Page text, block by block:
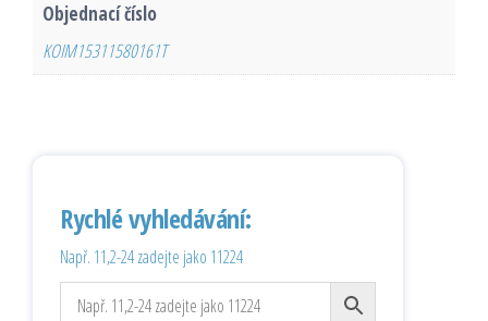
Objednací číslo
KOIM15311580161T
Rychlé vyhledávání:
Např. 11,2-24 zadejte jako 11224